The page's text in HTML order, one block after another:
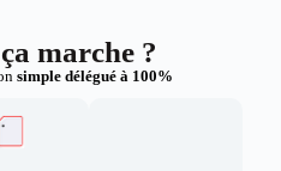
marche ?
simple délégué à 100%